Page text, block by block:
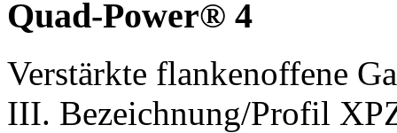
Quad-Power® 4
Verstärkte flankenoffene
III. Bezeichnung/Profil